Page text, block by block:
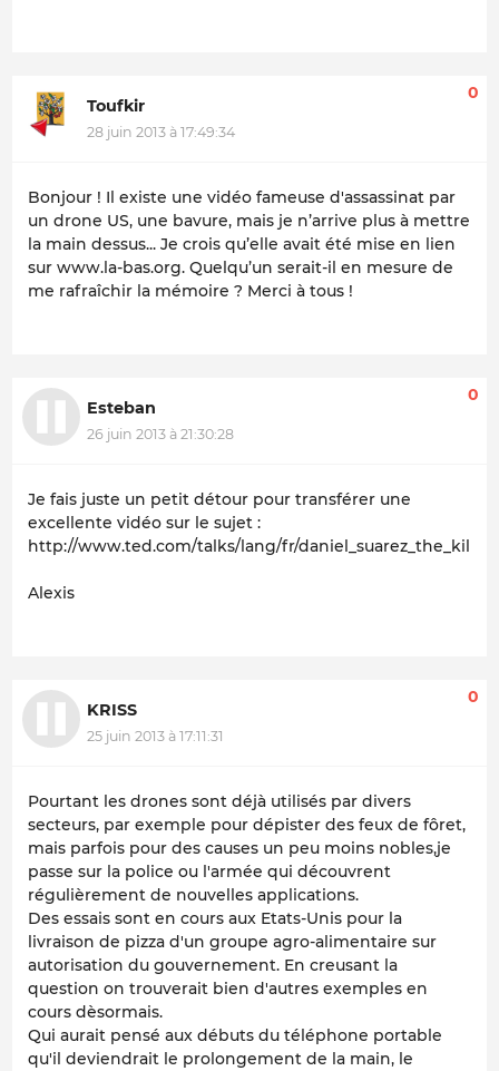
Toufkir
28 juin 2013 à 17:49:34
0
Bonjour ! Il existe une vidéo fameuse d'assassinat par
un drone US, une bavure, mais je n’arrive plus à mettre
la main dessus... Je crois qu’elle avait été mise en lien
sur www.la-bas.org. Quelqu’un serait-il en mesure de
me rafraîchir la mémoire ? Merci à tous !
Esteban
26 juin 2013 à 21:30:28
0
Je fais juste un petit détour pour transférer une
excellente vidéo sur le sujet :
http://www.ted.com/talks/lang/fr/
Alexis
KRISS
25 juin 2013 à 17:11:31
0
Pourtant les drones sont déjà utilisés par divers
secteurs, par exemple pour dépister des feux de fôret,
mais parfois pour des causes un peu moins nobles,je
passe sur la police ou l'armée qui découvrent
régulièrement de nouvelles applications.
Des essais sont en cours aux Etats-Unis pour la
livraison de pizza d'un groupe agro-alimentaire sur
autorisation du gouvernement. En creusant la
question on trouverait bien d'autres exemples en
cours dèsormais.
Qui aurait pensé aux débuts du téléphone portable
qu'il deviendrait le prolongement de la main, le